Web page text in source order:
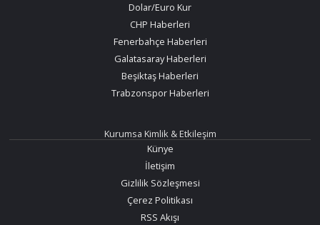
Dolar/Euro Kur
CHP Haberleri
Fenerbahçe Haberleri
Galatasaray Haberleri
Beşiktaş Haberleri
Trabzonspor Haberleri
Kurumsa Kimlik & Etkileşim
Künye
İletişim
Gizlilik Sözleşmesi
Çerez Politikası
RSS Akışı